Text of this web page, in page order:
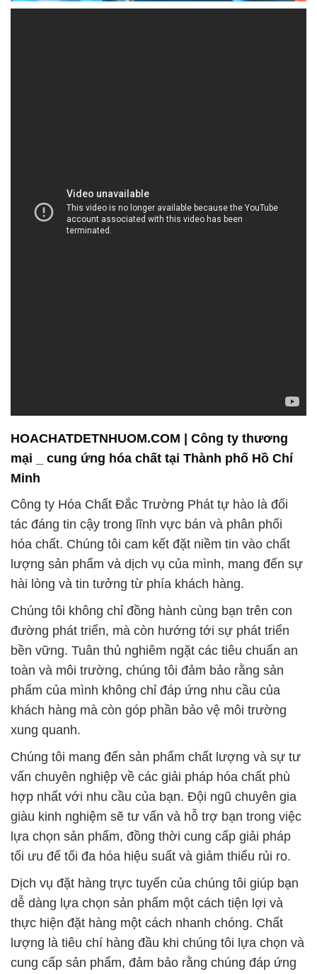
HOACHATDETNHUOM.COM | Công ty thương
mại _ cung ứng hóa chất tại Thành phố Hồ Chí
Minh
Công ty Hóa Chất Đắc Trường Phát tự hào là đối
tác đáng tin cậy trong lĩnh vực bán và phân phối
hóa chất. Chúng tôi cam kết đặt niềm tin vào chất
lượng sản phẩm và dịch vụ của mình, mang đến sự
hài lòng và tin tưởng từ phía khách hàng.
Chúng tôi không chỉ đồng hành cùng bạn trên con
đường phát triển, mà còn hướng tới sự phát triển
bền vững. Tuân thủ nghiêm ngặt các tiêu chuẩn an
toàn và môi trường, chúng tôi đảm bảo rằng sản
phẩm của mình không chỉ đáp ứng nhu cầu của
khách hàng mà còn góp phần bảo vệ môi trường
xung quanh.
Chúng tôi mang đến sản phẩm chất lượng và sự tư
vấn chuyên nghiệp về các giải pháp hóa chất phù
hợp nhất với nhu cầu của bạn. Đội ngũ chuyên gia
giàu kinh nghiệm sẽ tư vấn và hỗ trợ bạn trong việc
lựa chọn sản phẩm, đồng thời cung cấp giải pháp
tối ưu để tối đa hóa hiệu suất và giảm thiểu rủi ro.
Dịch vụ đặt hàng trực tuyến của chúng tôi giúp bạn
dễ dàng lựa chọn sản phẩm một cách tiện lợi và
thực hiện đặt hàng một cách nhanh chóng. Chất
lượng là tiêu chí hàng đầu khi chúng tôi lựa chọn và
cung cấp sản phẩm, đảm bảo rằng chúng đáp ứng